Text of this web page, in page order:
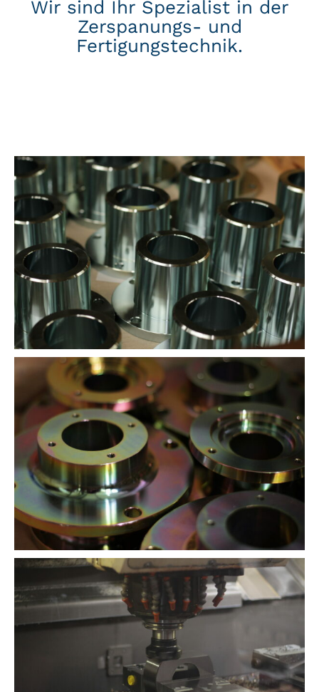
LEISTUNGEN
MASCHINENPARK
Wir sind Ihr Spezialist in der
Zerspanungs- und
Fertigungstechnik.